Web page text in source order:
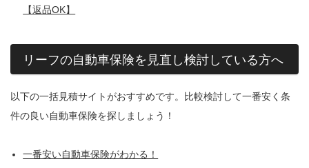
【返品OK】
リーフの自動車保険を見直し検討している方へ
以下の一括見積サイトがおすすめです。比較検討して一番安く条
件の良い自動車保険を探しましょう！
一番安い自動車保険がわかる！